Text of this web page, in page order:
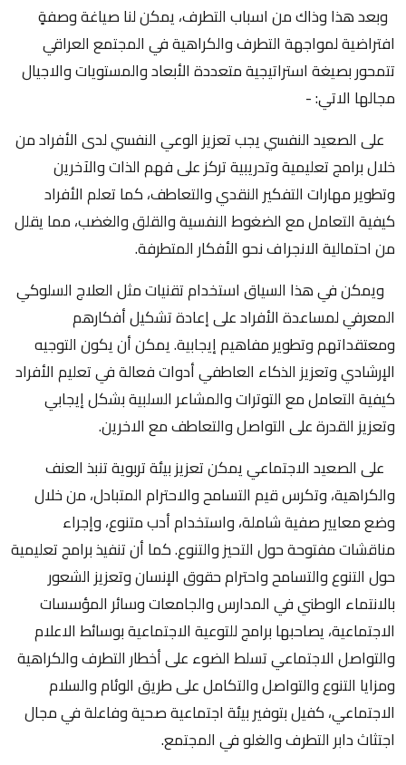
وبعد هذا وذاك من اسباب التطرف، يمكن لنا صياغة وصفةٍ
افتراضية لمواجهة التطرف والكراهية في المجتمع العراقي
تتمحور بصيغة استراتيجية متعددة الأبعاد والمستويات والاجيال
مجالها الاتي: -
على الصعيد النفسي يجب تعزيز الوعي النفسي لدى الأفراد من
خلال برامج تعليمية وتدريبية تركز على فهم الذات والآخرين
وتطوير مهارات التفكير النقدي والتعاطف، كما تعلم الأفراد
كيفية التعامل مع الضغوط النفسية والقلق والغضب، مما يقلل
من احتمالية الانجراف نحو الأفكار المتطرفة.
ويمكن في هذا السياق استخدام تقنيات مثل العلاج السلوكي
المعرفي لمساعدة الأفراد على إعادة تشكيل أفكارهم
ومعتقداتهم وتطوير مفاهيم إيجابية. يمكن أن يكون التوجيه
الإرشادي وتعزيز الذكاء العاطفي أدوات فعالة في تعليم الأفراد
كيفية التعامل مع التوترات والمشاعر السلبية بشكل إيجابي
وتعزيز القدرة على التواصل والتعاطف مع الاخرين.
على الصعيد الاجتماعي يمكن تعزيز بيئة تربوية تنبذ العنف
والكراهية، وتكرس قيم التسامح والاحترام المتبادل، من خلال
وضع معايير صفية شاملة، واستخدام أدب متنوع، وإجراء
مناقشات مفتوحة حول التحيز والتنوع. كما أن تنفيذ برامج تعليمية
حول التنوع والتسامح واحترام حقوق الإنسان وتعزيز الشعور
بالانتماء الوطني في المدارس والجامعات وسائر المؤسسات
الاجتماعية، يصاحبها برامج للتوعية الاجتماعية بوسائط الاعلام
والتواصل الاجتماعي تسلط الضوء على أخطار التطرف والكراهية
ومزايا التنوع والتواصل والتكامل على طريق الوئام والسلام
الاجتماعي، كفيل بتوفير بيئة اجتماعية صحية وفاعلة في مجال
اجتثاث دابر التطرف والغلو في المجتمع.